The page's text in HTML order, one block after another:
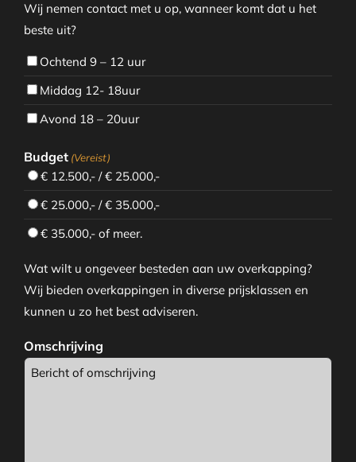
Wij nemen contact met u op, wanneer komt dat u het
beste uit?
Ochtend 9 – 12 uur
Middag 12- 18uur
Avond 18 – 20uur
Budget (Vereist)
€ 12.500,- / € 25.000,-
€ 25.000,- / € 35.000,-
€ 35.000,- of meer.
Wat wilt u ongeveer besteden aan uw overkapping?
Wij bieden overkappingen in diverse prijsklassen en
kunnen u zo het best adviseren.
Omschrijving